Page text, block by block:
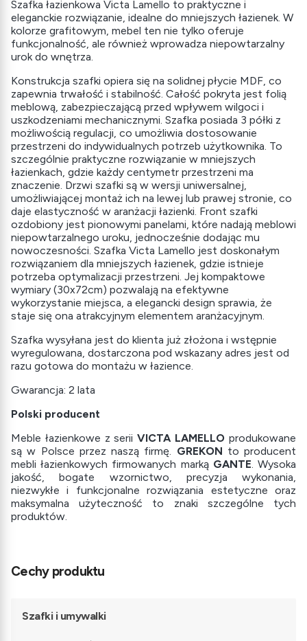
Szafka łazienkowa Victa Lamello to praktyczne i
eleganckie rozwiązanie, idealne do mniejszych łazienek. W
kolorze grafitowym, mebel ten nie tylko oferuje
funkcjonalność, ale również wprowadza niepowtarzalny
urok do wnętrza.
Konstrukcja szafki opiera się na solidnej płycie MDF, co
zapewnia trwałość i stabilność. Całość pokryta jest folią
meblową, zabezpieczającą przed wpływem wilgoci i
uszkodzeniami mechanicznymi. Szafka posiada 3 półki z
możliwością regulacji, co umożliwia dostosowanie
przestrzeni do indywidualnych potrzeb użytkownika. To
szczególnie praktyczne rozwiązanie w mniejszych
łazienkach, gdzie każdy centymetr przestrzeni ma
znaczenie. Drzwi szafki są w wersji uniwersalnej,
umożliwiającej montaż ich na lewej lub prawej stronie, co
daje elastyczność w aranżacji łazienki. Front szafki
ozdobiony jest pionowymi panelami, które nadają meblowi
niepowtarzalnego uroku, jednocześnie dodając mu
nowoczesności. Szafka Victa Lamello jest doskonałym
rozwiązaniem dla mniejszych łazienek, gdzie istnieje
potrzeba optymalizacji przestrzeni. Jej kompaktowe
wymiary (30x72cm) pozwalają na efektywne
wykorzystanie miejsca, a elegancki design sprawia, że
staje się ona atrakcyjnym elementem aranżacyjnym.
Szafka wysyłana jest do klienta już złożona i wstępnie
wyregulowana, dostarczona pod wskazany adres jest od
razu gotowa do montażu w łazience.
Gwarancja: 2 lata
Polski producent
Meble łazienkowe z seriiVICTA LAMELLO produkowane
są w Polsce przez naszą firmę. GREKON to producent
mebli łazienkowych firmowanych marką GANTE. Wysoka
jakość, bogate wzornictwo, precyzja wykonania,
niezwykłe i funkcjonalne rozwiązania estetyczne oraz
maksymalna użyteczność to znaki szczególne tych
produktów.
Cechy produktu
Szafki i umywalki